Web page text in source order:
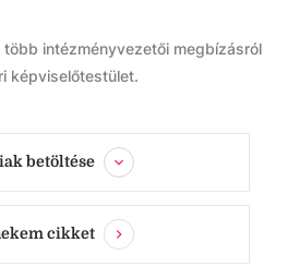
intézményvezetői megbízásról
képviselőtestület.
betöltése
cikket